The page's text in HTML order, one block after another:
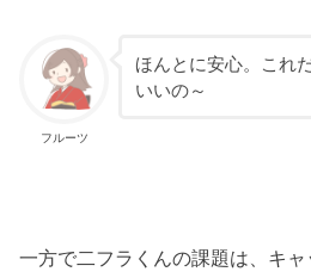
フルーツ
ほんとに安心。これ
いいの～
一方で二フラくんの課題は、キャ